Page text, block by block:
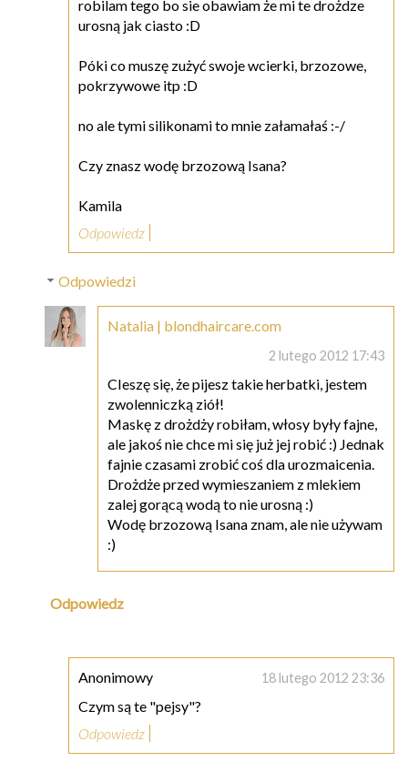
robilam tego bo sie obawiam że mi te drożdze
urosną jak ciasto :D
Póki co muszę zużyć swoje wcierki, brzozowe,
pokrzywowe itp :D
no ale tymi silikonami to mnie załamałaś :-/
Czy znasz wodę brzozową Isana?
Kamila
Odpowiedz
Odpowiedzi
Natalia | blondhaircare.com
2 lutego 2012 17:43
CIeszę się, że pijesz takie herbatki, jestem
zwolenniczką ziół!
Maskę z drożdży robiłam, włosy były fajne,
ale jakoś nie chce mi się już jej robić :) Jednak
fajnie czasami zrobić coś dla urozmaicenia.
Drożdże przed wymieszaniem z mlekiem
zalej gorącą wodą to nie urosną :)
Wodę brzozową Isana znam, ale nie używam
:)
Odpowiedz
Anonimowy 18 lutego 2012 23:36
Czym są te "pejsy"?
Odpowiedz